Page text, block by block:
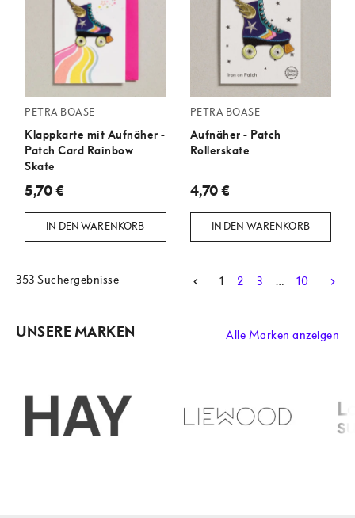
PETRA BOASE
Klappkarte mit Aufnäher -
Patch Card Rainbow
Skate
5,70 €
IN DEN WARENKORB
PETRA BOASE
Aufnäher - Patch
Rollerskate
4,70 €
IN DEN WARENKORB
353 Suchergebnisse 1 2 3 … 10
UNSERE MARKEN Alle Marken anzeigen